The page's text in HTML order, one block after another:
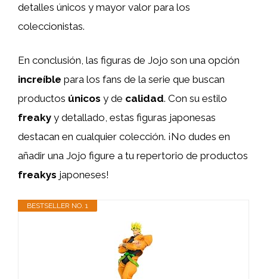
detalles únicos y mayor valor para los
coleccionistas.
En conclusión, las figuras de Jojo son una opción
increíble para los fans de la serie que buscan
productos únicos y de calidad. Con su estilo
freaky y detallado, estas figuras japonesas
destacan en cualquier colección. ¡No dudes en
añadir una Jojo figure a tu repertorio de productos
freakys japoneses!
BESTSELLER NO. 1